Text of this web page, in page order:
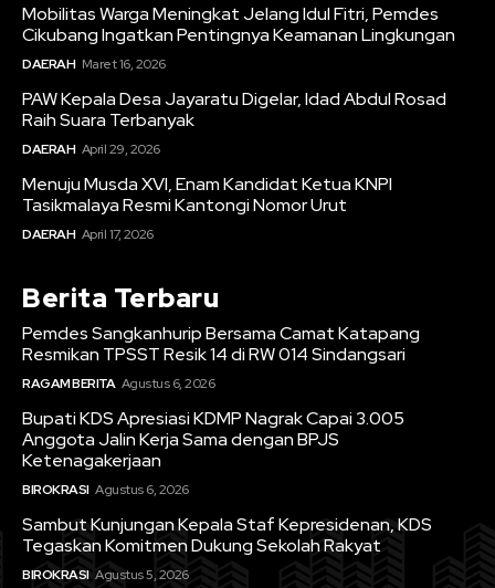
Mobilitas Warga Meningkat Jelang Idul Fitri, Pemdes
Cikubang Ingatkan Pentingnya Keamanan Lingkungan
DAERAH Maret 16, 2026
PAW Kepala Desa Jayaratu Digelar, Idad Abdul Rosad
Raih Suara Terbanyak
DAERAH April 29, 2026
Menuju Musda XVI, Enam Kandidat Ketua KNPI
Tasikmalaya Resmi Kantongi Nomor Urut
DAERAH April 17, 2026
Berita Terbaru
Pemdes Sangkanhurip Bersama Camat Katapang
Resmikan TPSST Resik 14 di RW 014 Sindangsari
RAGAM BERITA Agustus 6, 2026
Bupati KDS Apresiasi KDMP Nagrak Capai 3.005
Anggota Jalin Kerja Sama dengan BPJS
Ketenagakerjaan
BIROKRASI Agustus 6, 2026
Sambut Kunjungan Kepala Staf Kepresidenan, KDS
Tegaskan Komitmen Dukung Sekolah Rakyat
BIROKRASI Agustus 5, 2026